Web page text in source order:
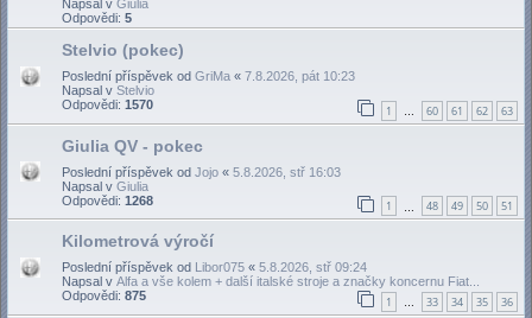
Napsal v Giulia
Odpovědi: 5
Stelvio (pokec)
Poslední příspěvek od GriMa « 7.8.2026, pát 10:23
Napsal v Stelvio
Odpovědi: 1570 1 … 60 61 62 63
Giulia QV - pokec
Poslední příspěvek od Jojo « 5.8.2026, stř 16:03
Napsal v Giulia
Odpovědi: 1268 1 48 49 50 51
Kilometrová výročí
Poslední příspěvek od Libor075 « 5.8.2026, stř 09:24
Napsal v Alfa a vše kolem + další italské stroje a značky koncernu Fiat...
Odpovědi: 875 1 … 33 34 35 36